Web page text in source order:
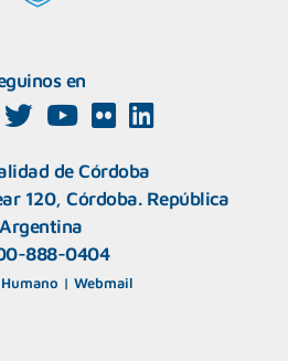
en
de Córdoba
120, Córdoba. República
Argentina
888-0404
| Webmail